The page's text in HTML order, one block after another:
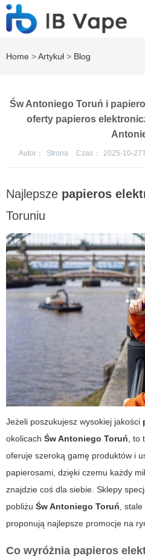
Home >Artykuł > Blog
Św Antoniego Toruń i
oferty papieros
Autor： Strona Czas： 2025-10-
Najlepsze papieros
Toruniu
Jeżeli poszukujesz wysokiej jakości
okolicach Św Antoniego Toruń ,
oferuje szeroką gamę produktów i
papierosami, dzięki czemu każdy
znajdzie coś dla siebie. Sklepy
pobliżu Św Antoniego Toruń ,
proponują najlepsze promocje na
Co wyróżnia papieros